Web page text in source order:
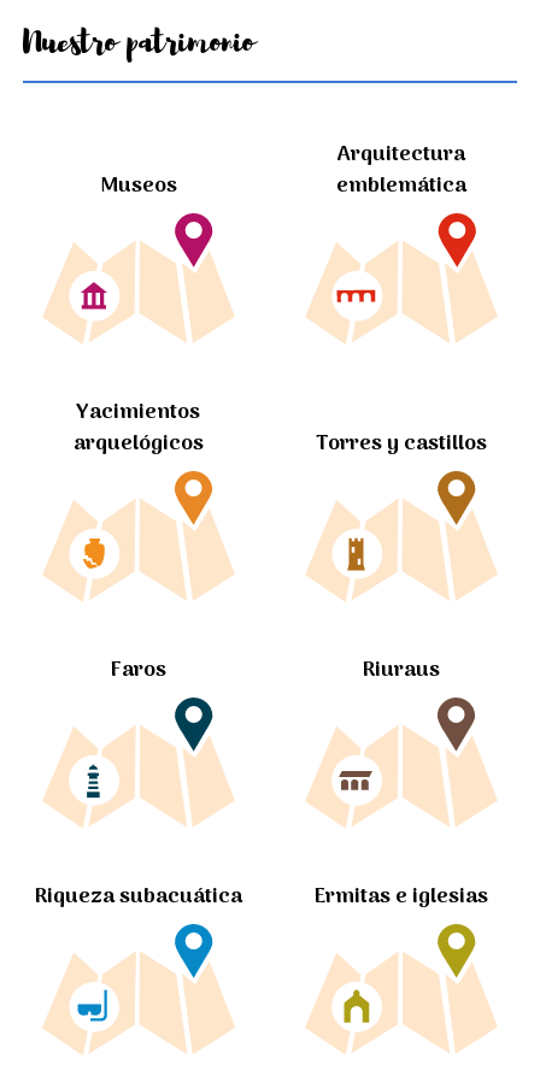
Nuestro patrimonio
Museos
Arquitectura
emblemática
Yacimientos
arquelógicos
Torres y castillos
Faros Riuraus
Riqueza subacuática Ermitas e iglesias